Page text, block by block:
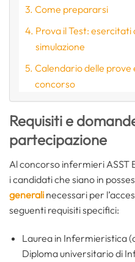
Come prepararsi
Prova il Test:
simulazione
Calendario delle
concorso
Requisiti e
partecipazione
Al concorso infermieri ASST
i candidati che siano in
generali necessari per
seguenti requisiti specifici:
Laurea in Infermieristica
Diploma universitario di